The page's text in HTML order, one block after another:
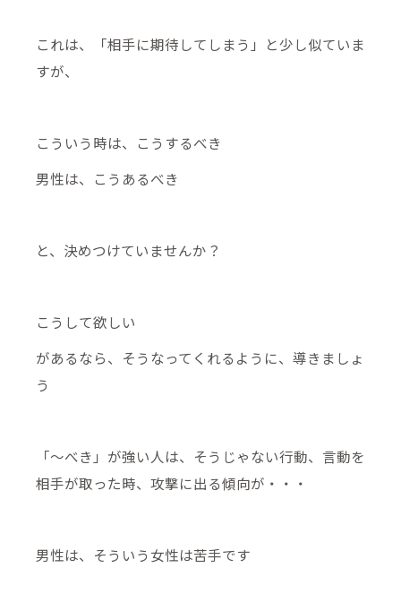
これは、「相手に期待してしまう」と少し似ていま
すが、
こういう時は、こうするべき
男性は、こうあるべき
と、決めつけていませんか？
こうして欲しい
があるなら、そうなってくれるように、導きましょ
う
「～べき」が強い人は、そうじゃない行動、言動を
相手が取った時、攻撃に出る傾向が・・・
男性は、そういう女性は苦手です